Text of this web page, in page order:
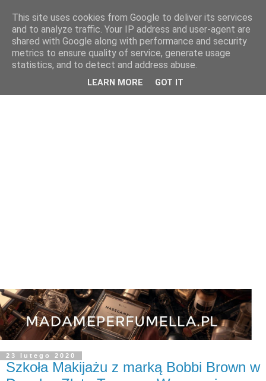
23 lutego 2020
Szkoła Makijażu z marką Bobbi Brown w
This site uses cookies from Google to deliver its services
and to analyze traffic. Your IP address and user-agent are
shared with Google along with performance and security
metrics to ensure quality of service, generate usage
statistics, and to detect and address abuse.
LEARN MORE GOT IT